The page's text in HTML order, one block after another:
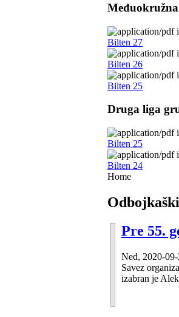
Bilten 27
Bilten 26
Bilten 25
Druga liga
Bilten 25
Bilten 24
Home
Pre 55.
Ned, 2020-
Savez
izabran je